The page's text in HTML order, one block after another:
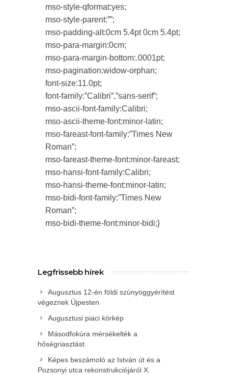
mso-style-qformat:yes;
mso-style-parent:””;
mso-padding-alt:0cm 5.4pt 0cm 5.4pt;
mso-para-margin:0cm;
mso-para-margin-bottom:.0001pt;
mso-pagination:widow-orphan;
font-size:11.0pt;
font-family:”Calibri”,”sans-serif”;
mso-ascii-font-family:Calibri;
mso-ascii-theme-font:minor-latin;
mso-fareast-font-family:”Times New
Roman”;
mso-fareast-theme-font:minor-fareast;
mso-hansi-font-family:Calibri;
mso-hansi-theme-font:minor-latin;
mso-bidi-font-family:”Times New
Roman”;
mso-bidi-theme-font:minor-bidi;}
Legfrissebb hírek
Augusztus 12-én földi szúnyoggyérítést
végeznek Újpesten
Augusztusi piaci körkép
Másodfokúra mérsékelték a
hőségriasztást
Képes beszámoló az István út és a
Pozsonyi utca rekonstrukciójáról X.